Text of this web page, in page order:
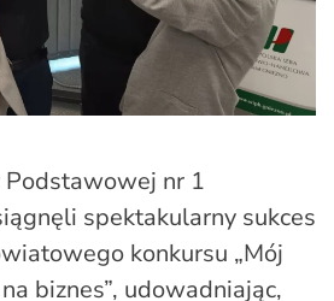
Podstawowej nr 1
spektakularny sukces
konkursu „Mój
biznes”, udowadniając,